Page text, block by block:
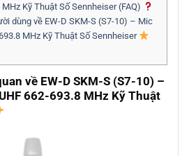
Kỹ Thuật Số Sennheiser (FAQ)
dùng về EW-D SKM-S (S7-10) – Mic
MHz Kỹ Thuật Số Sennheiser
về EW-D SKM-S (S7-10) –
662-693.8 MHz Kỹ Thuật